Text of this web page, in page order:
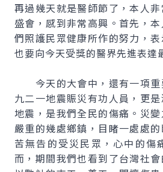
再過幾天就是醫師節了，本人
盛會，感到非常高興。首先，
們照護民眾健康所作的努力，
也要向今天受獎的醫界先進表達
今天的大會中，還有一項重
九二一地震賑災有功人員，更
地震，是我們全民的傷痛。災
嚴重的幾處鄉鎮，目睹一處處
苦無告的受災民眾，心中的傷
而，期間我們也看到了台灣社